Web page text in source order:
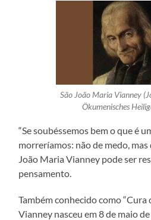
São João Maria Vianney
Ökumenisches
“Se soubéssemos bem o que é
morreríamos: não de medo, mas
João Maria Vianney pode ser
pensamento.
Também conhecido como “Cura
Vianney nasceu em 8 de maio